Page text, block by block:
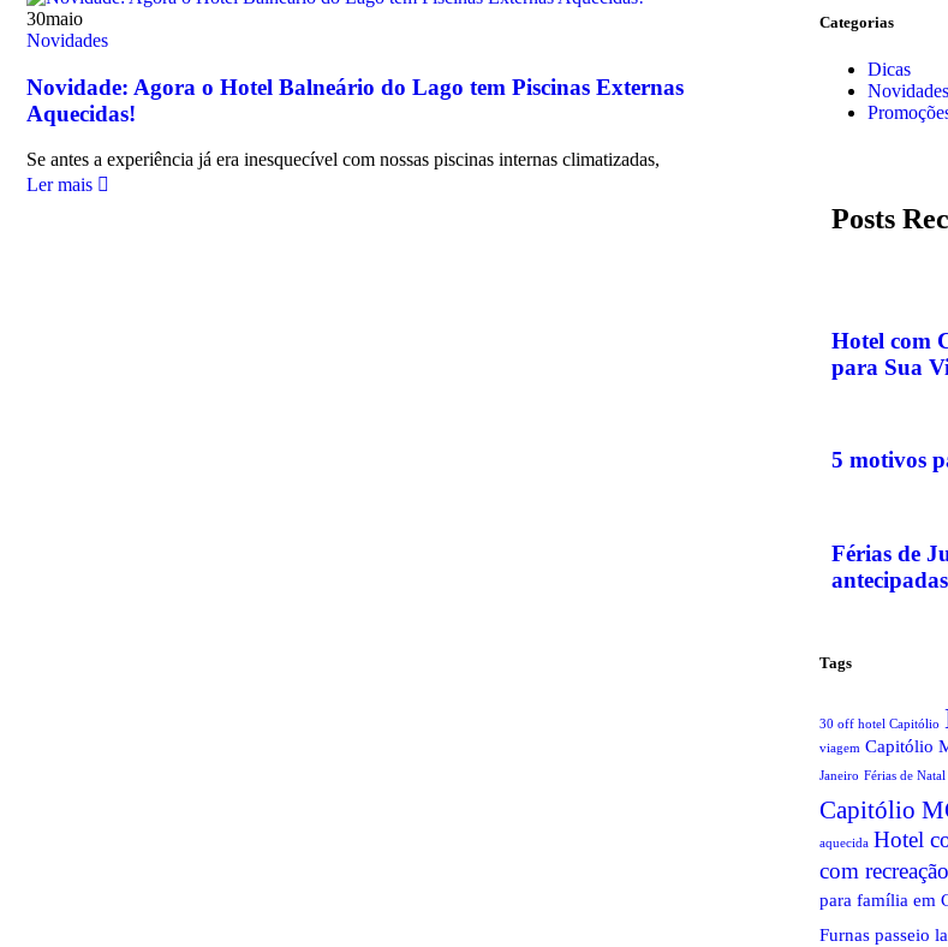
30maio
Novidades
Novidade: Agora o Hotel Balneário do Lago tem Piscinas Externas
Aquecidas!
Se antes a experiência já era inesquecível com nossas piscinas internas climatizadas,
Ler mais
Categorias
Dicas
Novidades
Posts
Hotel com
para Sua
5 motivos
Férias de
antecipadas
Tags
30 off hotel Capitólio
viagem Capitólio
Janeiro Férias de Natal
Capitólio
aquecida Hotel
com recreação
para família em
Furnas passeio